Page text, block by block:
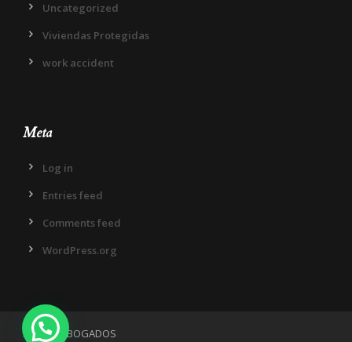
Uncategorized
Viviendas Protegidas
work accident
Meta
Log in
Entries feed
Comments feed
WordPress.org
IN DIEM ABOGADOS